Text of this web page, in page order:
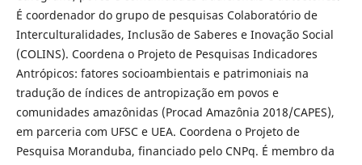
É coordenador do grupo de pesquisas Colaboratório de
Interculturalidades, Inclusão de Saberes e Inovação Social
(COLINS). Coordena o Projeto de Pesquisas Indicadores
Antrópicos: fatores socioambientais e patrimoniais na
tradução de índices de antropização em povos e
comunidades amazônidas (Procad Amazônia 2018/CAPES),
em parceria com UFSC e UEA. Coordena o Projeto de
Pesquisa Moranduba, financiado pelo CNPq. É membro da